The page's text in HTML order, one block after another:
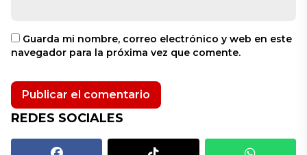
Guarda mi nombre, correo electrónico y web en este
navegador para la próxima vez que comente.
REDES SOCIALES